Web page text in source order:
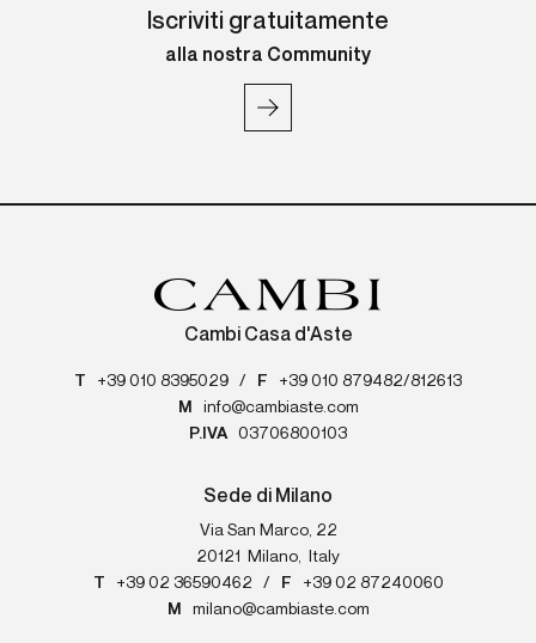
Iscriviti gratuitamente
alla nostra Community
Cambi Casa d'Aste
T +39 010 8395029 / F
+39 010 879482/812613
M
info@cambiaste.com
P.IVA
03706800103
Sede di Milano
Via San Marco, 22
20121
Milano
Italy
T
+39 02 36590462 / F
+39 02 87240060
M
milano@cambiaste.com